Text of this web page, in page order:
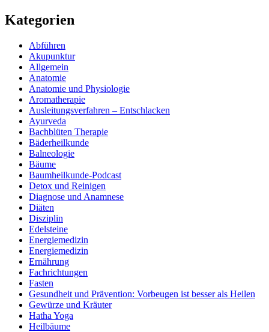
Kategorien
Abführen
Akupunktur
Allgemein
Anatomie
Anatomie und Physiologie
Aromatherapie
Ausleitungsverfahren – Entschlacken
Ayurveda
Bachblüten Therapie
Bäderheilkunde
Balneologie
Bäume
Baumheilkunde-Podcast
Detox und Reinigen
Diagnose und Anamnese
Diäten
Disziplin
Edelsteine
Energiemedizin
Energiemedizin
Ernährung
Fachrichtungen
Fasten
Gesundheit und Prävention: Vorbeugen ist besser als Heilen
Gewürze und Kräuter
Hatha Yoga
Heilbäume